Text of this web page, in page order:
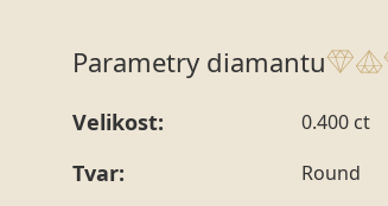
Parametry diamantu
Velikost: 0.400 ct
Tvar: Round